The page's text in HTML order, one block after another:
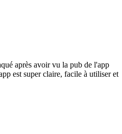
après avoir vu la pub de l'app
est super claire, facile à utiliser et